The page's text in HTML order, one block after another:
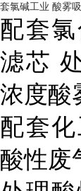
套氯碱工业 酸雾
配套
滤芯
浓度酸
配套
酸性废